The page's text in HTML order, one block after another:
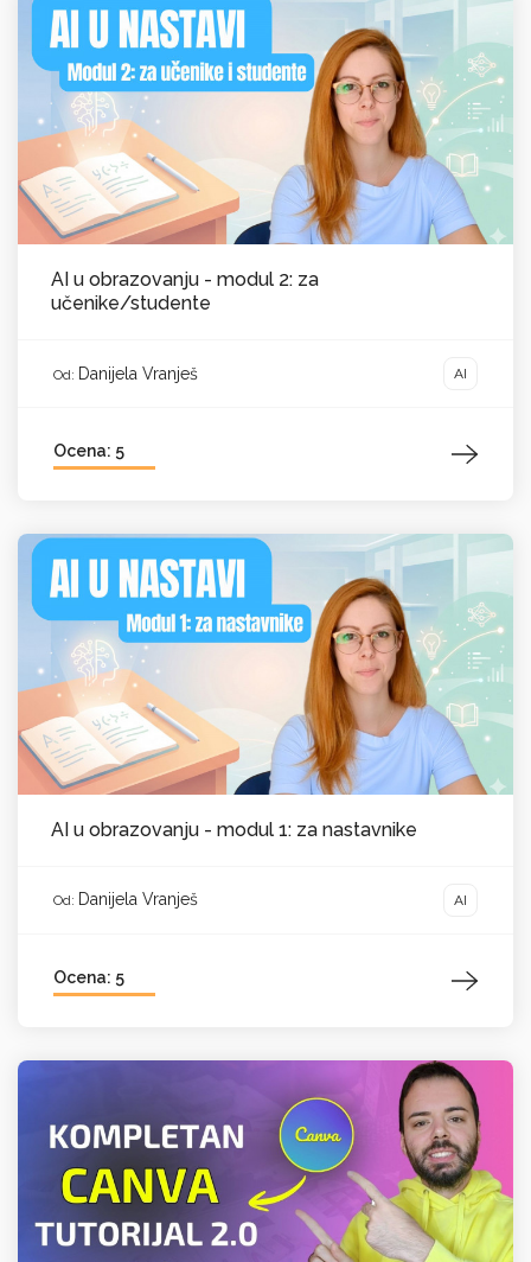
AI u obrazovanju - modul 2: za
učenike/studente
Od: Danijela Vranješ AI
Ocena: 5
AI u obrazovanju - modul 1: za nastavnike
Od: Danijela Vranješ AI
Ocena: 5